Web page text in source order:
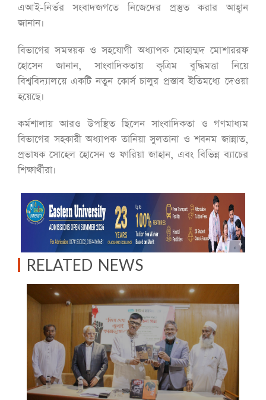
এআই-নির্ভর সংবাদজগতে নিজেদের প্রস্তুত করার আহ্বান
জানান।
বিভাগের সমন্বয়ক ও সহযোগী অধ্যাপক মোহাম্মদ মোশাররফ
হোসেন জানান, সাংবাদিকতায় কৃত্রিম বুদ্ধিমত্তা নিয়ে
বিশ্ববিদ্যালয়ে একটি নতুন কোর্স চালুর প্রস্তাব ইতিমধ্যে দেওয়া
হয়েছে।
কর্মশালায় আরও উপস্থিত ছিলেন সাংবাদিকতা ও গণমাধ্যম
বিভাগের সহকারী অধ্যাপক তানিয়া সুলতানা ও শবনম জান্নাত,
প্রভাষক সোহেল হোসেন ও ফারিয়া জাহান, এবং বিভিন্ন ব্যাচের
শিক্ষার্থীরা।
RELATED NEWS